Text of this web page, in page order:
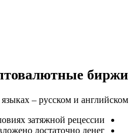
биржи?
– русском и английском.
затяжной рецессии».
достаточно денег.